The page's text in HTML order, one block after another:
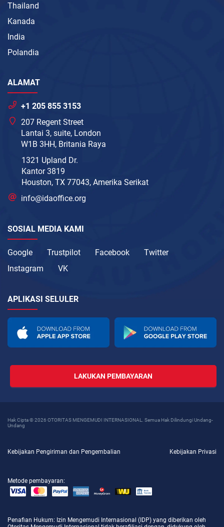
Thailand
Kanada
India
Polandia
ALAMAT
+1 205 855 3153
207 Regent Street
Lantai 3, suite, London
W1B 3HH, Britania Raya
1321 Upland Dr.
Kantor 3819
Houston, TX 77043, Amerika Serikat
info@idaoffice.org
SOSIAL MEDIA KAMI
Google Trustpilot Facebook
Twitter
Instagram
VK
APLIKASI SELULER
LAKUKAN PEMBAYARAN
Hak Cipta © 2026 OTORITAS MENGEMUDI INTERNASIONAL. Semua Hak Dilindungi Undang-
Undang
Kebijakan Pengiriman dan Pengembalian Kebijakan Privasi
Metode pembayaran:
Penafian Hukum: Izin Mengemudi Internasional (IDP) yang diberikan oleh